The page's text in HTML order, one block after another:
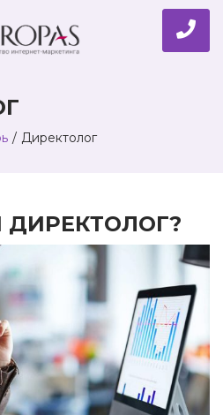
/ Директолог
ДИРЕКТОЛОГ?